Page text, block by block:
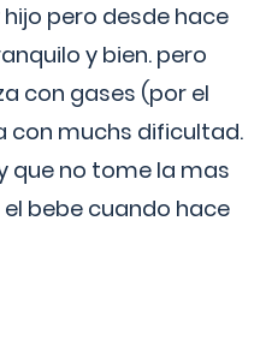
pero desde hace
y bien. pero
con gases (por el
con muchs dificultad.
que no tome la mas
bebe cuando hace